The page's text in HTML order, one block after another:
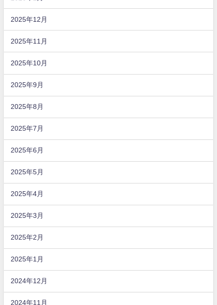
2025年12月
2025年11月
2025年10月
2025年9月
2025年8月
2025年7月
2025年6月
2025年5月
2025年4月
2025年3月
2025年2月
2025年1月
2024年12月
2024年11月